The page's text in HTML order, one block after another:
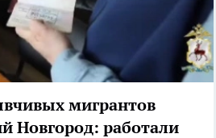
мигрантов
Новгород: работали